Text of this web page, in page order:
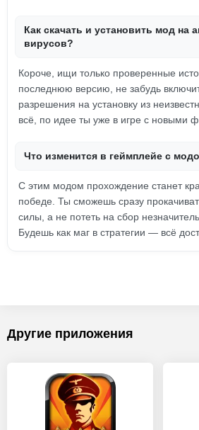
Как скачать и установить мод на
вирусов?
Короче, ищи только проверенные
последнюю версию, не забудь
разрешения на установку из
всё, по идее ты уже в игре с новыми
Что изменится в геймплейе с
С этим модом прохождение станет
победе. Ты сможешь сразу
силы, а не потеть на сбор
Будешь как маг в стратегии — всё
Другие приложения